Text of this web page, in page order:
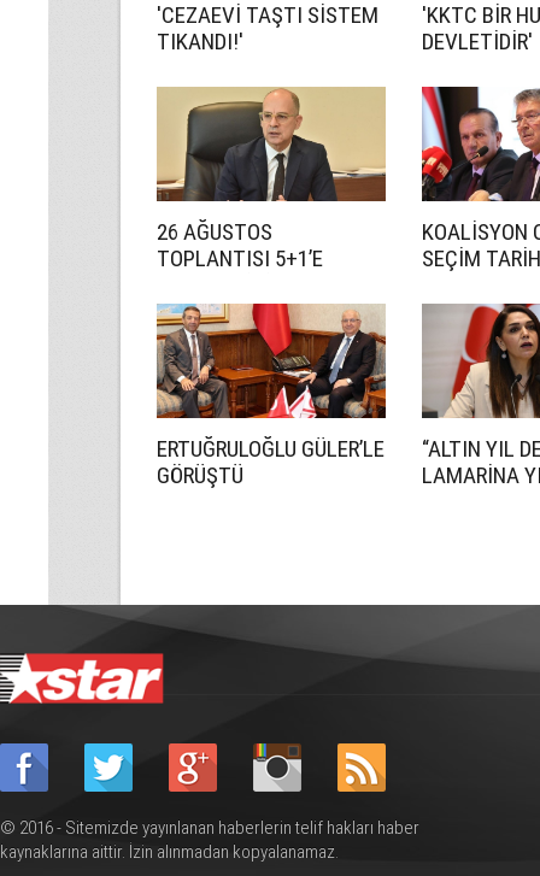
'CEZAEVİ TAŞTI SİSTEM
TIKANDI!'
'KKTC BİR
DEVLETİDİR'
26 AĞUSTOS
TOPLANTISI 5+1’E
KOALİSYON
SEÇİM
ERTUĞRULOĞLU GÜLER’LE
GÖRÜŞTÜ
“ALTIN YIL
LAMARİNA
© 2016 - Sitemizde yayınlanan haberlerin telif hakları haber
kaynaklarına aittir. İzin alınmadan kopyalanamaz.